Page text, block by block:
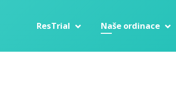
ResTrial Naše ordinace